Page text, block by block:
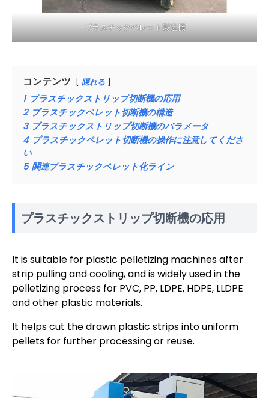
プラスチックペレット製造機
コンテンツ 隠れる
1 プラスチックストリップ切断機の応用
2 プラスチックペレット切断機の構造
3 プラスチックストリップ切断機のパラメータ
4 プラスチックペレット切断機の操作に注意してくださ
い
5 関連プラスチックペレット化ライン
プラスチックストリップ切断機の応用
It is suitable for plastic pelletizing machines after
strip pulling and cooling, and is widely used in the
pelletizing process for PVC, PP, LDPE, HDPE, LLDPE
and other plastic materials.
It helps cut the drawn plastic strips into uniform
pellets for further processing or reuse.